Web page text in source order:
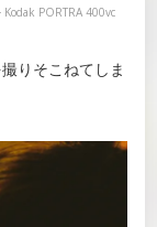
Kodak PORTRA 400vc
りそこねてしま